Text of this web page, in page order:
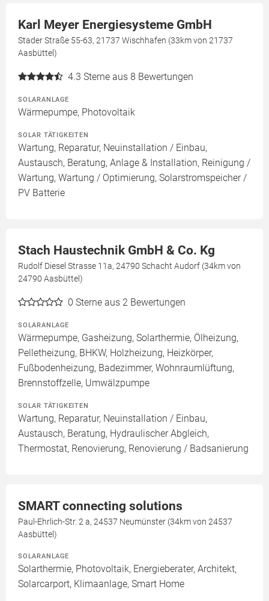
Karl Meyer Energiesysteme GmbH
Stader Straße 55-63, 21737 Wischhafen (33km von 21737
Aasbüttel)
4.3 Sterne aus 8 Bewertungen
SOLARANLAGE
Wärmepumpe, Photovoltaik
SOLAR TÄTIGKEITEN
Wartung, Reparatur, Neuinstallation / Einbau,
Austausch, Beratung, Anlage & Installation, Reinigung /
Wartung, Wartung / Optimierung, Solarstromspeicher /
PV Batterie
Stach Haustechnik GmbH & Co. Kg
Rudolf Diesel Strasse 11a, 24790 Schacht Audorf (34km von
24790 Aasbüttel)
0 Sterne aus 2 Bewertungen
SOLARANLAGE
Wärmepumpe, Gasheizung, Solarthermie, Ölheizung,
Pelletheizung, BHKW, Holzheizung, Heizkörper,
Fußbodenheizung, Badezimmer, Wohnraumlüftung,
Brennstoffzelle, Umwälzpumpe
SOLAR TÄTIGKEITEN
Wartung, Reparatur, Neuinstallation / Einbau,
Austausch, Beratung, Hydraulischer Abgleich,
Thermostat, Renovierung, Renovierung / Badsanierung
SMART connecting solutions
Paul-Ehrlich-Str. 2 a, 24537 Neumünster (34km von 24537
Aasbüttel)
SOLARANLAGE
Solarthermie, Photovoltaik, Energieberater, Architekt,
Solarcarport, Klimaanlage, Smart Home